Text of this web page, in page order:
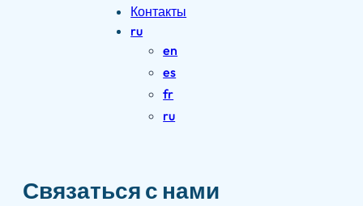
Контакты
ru
en
es
fr
ru
Связаться с нами